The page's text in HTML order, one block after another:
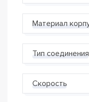
Материал
Тип соединения
Скорость